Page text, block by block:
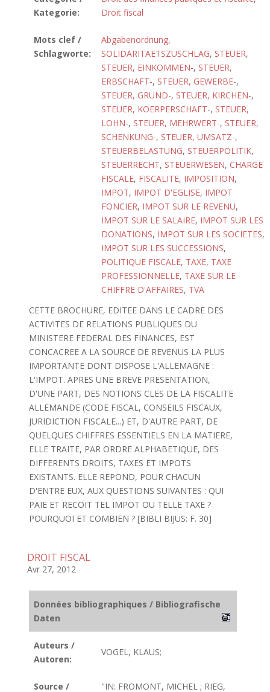
Kategorie:
Droit fiscal
Mots clef /
Schlagworte:
Abgabenordnung,
SOLIDARITAETSZUSCHLAG, STEUER,
STEUER, EINKOMMEN-, STEUER,
ERBSCHAFT-, STEUER, GEWERBE-,
STEUER, GRUND-, STEUER, KIRCHEN-,
STEUER, KOERPERSCHAFT-, STEUER,
LOHN-, STEUER, MEHRWERT-, STEUER,
SCHENKUNG-, STEUER, UMSATZ-,
STEUERBELASTUNG, STEUERPOLITIK,
STEUERRECHT, STEUERWESEN, CHARGE
FISCALE, FISCALITE, IMPOSITION,
IMPOT, IMPOT D'EGLISE, IMPOT
FONCIER, IMPOT SUR LE REVENU,
IMPOT SUR LE SALAIRE, IMPOT SUR LES
DONATIONS, IMPOT SUR LES SOCIETES,
IMPOT SUR LES SUCCESSIONS,
POLITIQUE FISCALE, TAXE, TAXE
PROFESSIONNELLE, TAXE SUR LE
CHIFFRE D'AFFAIRES, TVA
CETTE BROCHURE, EDITEE DANS LE CADRE DES
ACTIVITES DE RELATIONS PUBLIQUES DU
MINISTERE FEDERAL DES FINANCES, EST
CONCACREE A LA SOURCE DE REVENUS LA PLUS
IMPORTANTE DONT DISPOSE L'ALLEMAGNE :
L'IMPOT. APRES UNE BREVE PRESENTATION,
D'UNE PART, DES NOTIONS CLES DE LA FISCALITE
ALLEMANDE (CODE FISCAL, CONSEILS FISCAUX,
JURIDICTION FISCALE...) ET, D'AUTRE PART, DE
QUELQUES CHIFFRES ESSENTIELS EN LA MATIERE,
ELLE TRAITE, PAR ORDRE ALPHABETIQUE, DES
DIFFERENTS DROITS, TAXES ET IMPOTS
EXISTANTS. ELLE REPOND, POUR CHACUN
D'ENTRE EUX, AUX QUESTIONS SUIVANTES : QUI
PAIE ET RECOIT TEL IMPOT OU TELLE TAXE ?
POURQUOI ET COMBIEN ? [BIBLI BIJUS: F. 30]
DROIT FISCAL
Avr 27, 2012
Données bibliographiques / Bibliografische
Daten
Auteurs /
Autoren:
VOGEL, KLAUS;
Source /
"IN: FROMONT, MICHEL ; RIEG,